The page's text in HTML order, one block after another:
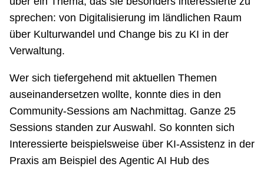
sprechen: von Digitalisierung im ländlichen Raum
über Kulturwandel und Change bis zu KI in der
Verwaltung.
Wer sich tiefergehend mit aktuellen Themen
auseinandersetzen wollte, konnte dies in den
Community-Sessions am Nachmittag. Ganze 25
Sessions standen zur Auswahl. So konnten sich
Interessierte beispielsweise über KI-Assistenz in der
Praxis am Beispiel des Agentic AI Hub des